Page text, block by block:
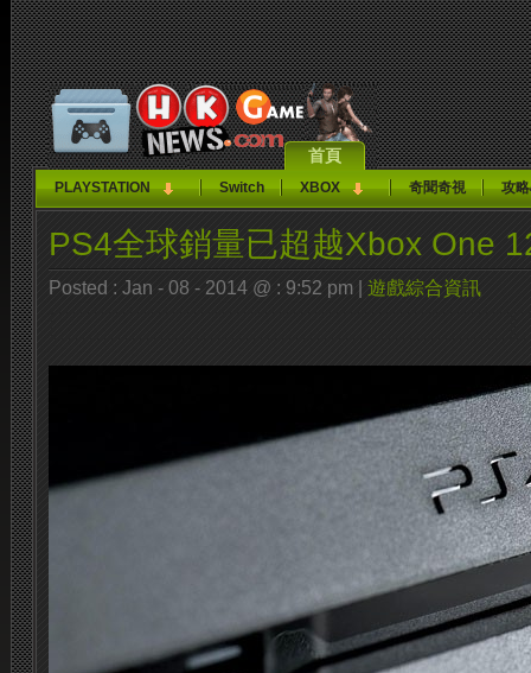
首頁
PLAYSTATION Switch XBOX 奇聞奇視 攻
PS4全球銷量已超越Xbox One
Posted : Jan - 08 - 2014 @ : 9:52 pm | 遊戲綜合資訊